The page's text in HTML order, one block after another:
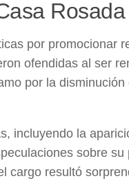
Rosada
por promocionar
ofendidas al ser
por la
incluyendo la
sobre
cargo resultó